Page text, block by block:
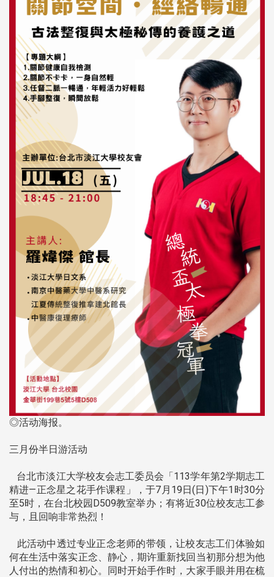
◎活动海报。
三月份半日游活动
台北市淡江大学校友会志工委员会「113学年第2学期志工
精进—正念星之花手作课程」，于7月19日(日)下午1时30分
至5时，在台北校园D509教室举办；有将近30位校友志工参
与，且回响非常热烈！
此活动中透过专业正念老师的带领，让校友志工们体验如
何在生活中落实正念、静心，期许重新找回当初那分想为他
人付出的热情和初心。同时开始手作时，大家手眼并用在梳